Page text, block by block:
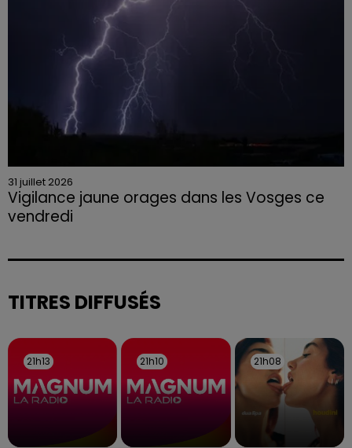
31 juillet 2026
Vigilance jaune orages dans les Vosges ce
vendredi
sont attendues en deuxième partie d'après-midi,
TITRES DIFFUSÉS
21h13
21h13 21h10
21h10 21h08
21h08